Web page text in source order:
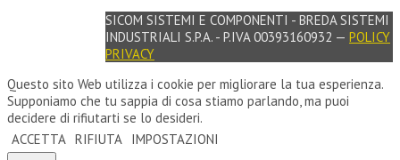
SICOM SISTEMI E COMPONENTI - BREDA SISTEMI
INDUSTRIALI S.P.A. - P.IVA 00393160932 — POLICY
PRIVACY
Questo sito Web utilizza i cookie per migliorare la tua esperienza.
Supponiamo che tu sappia di cosa stiamo parlando, ma puoi
decidere di rifiutarti se lo desideri.
ACCETTA RIFIUTA IMPOSTAZIONI